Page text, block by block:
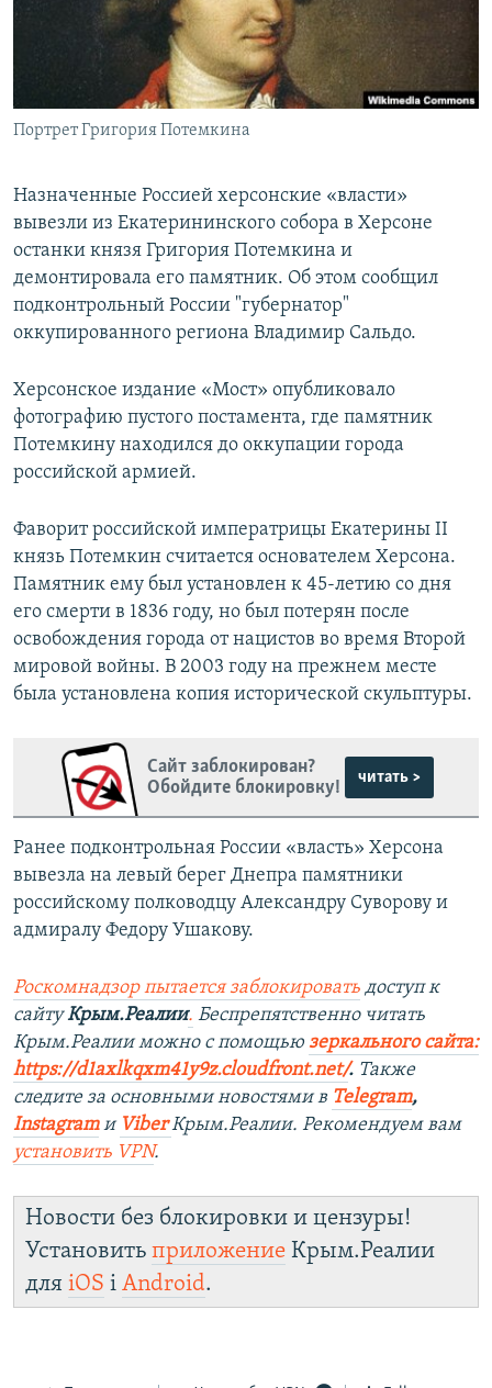
ПОБЕДИТЕЛЕЙ НЕ СУДЯТ?
КРЫМ.НЕПОКОРЕННЫЙ
УКРАИНСКАЯ ПРОБЛЕМА КРЫМА
ПРИСОЕДИНЯЙТЕСЬ!
Портрет Григория Потемкина
Назначенные Россией херсонские «власти»
вывезли из Екатерининского собора в Херсоне
останки князя Григория Потемкина и
демонтировала его памятник. Об этом сообщил
подконтрольный России "губернатор"
оккупированного региона Владимир Сальдо.
Херсонское издание «Мост» опубликовало
фотографию пустого постамента, где памятник
Потемкину находился до оккупации города
российской армией.
Фаворит российской императрицы Екатерины II
князь Потемкин считается основателем Херсона.
Памятник ему был установлен к 45-летию со дня
его смерти в 1836 году, но был потерян после
освобождения города от нацистов во время Второй
мировой войны. В 2003 году на прежнем месте
была установлена копия исторической скульптуры.
Сайт заблокирован?
Обойдите блокировку!
читать >
Ранее подконтрольная России «власть» Херсона
вывезла на левый берег Днепра памятники
российскому полководцу Александру Суворову и
адмиралу Федору Ушакову.
Роскомнадзор пытается заблокировать доступ к
сайтуКрым.Реалии. Беспрепятственно читать
Крым.Реалии можно с помощью зеркального сайта:
https://d1axlkqxm41y9z.cloudfront.net/. ​ Также
следите за основными новостями в Telegram,
Instagram и ViberКрым.Реалии. Рекомендуем вам
установить VPN.
Новости без блокировки и цензуры!
Установить приложение Крым.Реалии
для iOS і Android.